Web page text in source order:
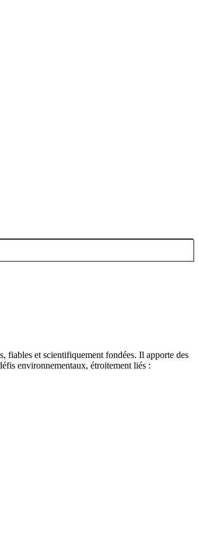
fiables et scientifiquement fondées. Il apporte des
environnementaux, étroitement liés :